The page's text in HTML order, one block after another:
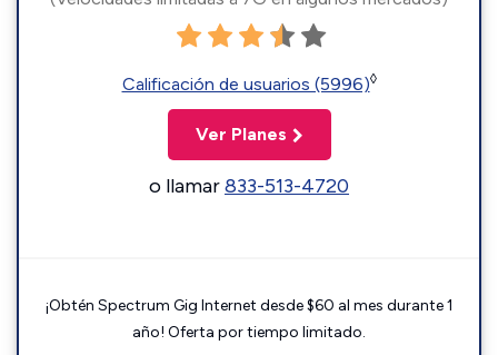
Calificación de usuarios (5996)◊
Ver Planes
o llamar833-513-4720
¡Obtén Spectrum Gig Internet desde $60 al mes durante 1
año! Oferta por tiempo limitado.